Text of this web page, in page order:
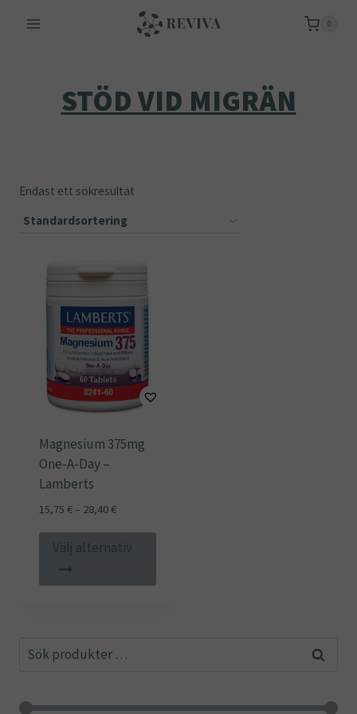
0
STÖD VID MIGRÄN
Endast ett sökresultat
Magnesium 375mg
One-A-Day –
Lamberts
15,75 €– 28,40€Prisintervall:
till
Välj alternativ
produkten
Sök
Sök